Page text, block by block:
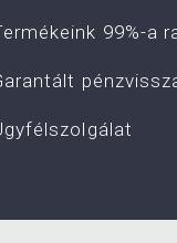
99%-a